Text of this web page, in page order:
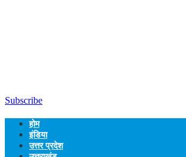
Subscribe
होम
इंडिया
उत्तर प्रदेश